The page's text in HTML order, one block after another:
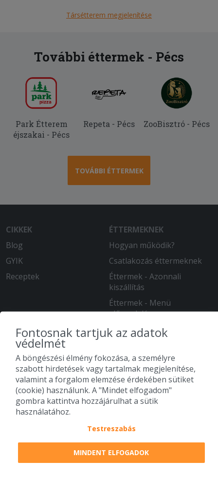
Társétterem megjelenítése
További éttermek - Pécs
Park Étterem
éjszakai - Pécs
Repeta - Pécs ZooBisztró - Pécs
TOVÁBBI ÉTTERMEK
CIKKEK
Blog
GYIK
Receptek
ÉTTERMEKNEK
Hogyan működik?
Csatlakozás éttermeknek
Éttermek - Azonnali
kiszállítás
Éttermek - Menü
előrendelés
Falatozz logó csomag
FIÓKOD
Bejelentkezés
Regisztráció
Adatvédelem
Fogyasztói Értékelési
Szabályzat
Süti kezelés
SuperShop
Kapcsolat
Karrier
Fontosnak tartjuk az adatok
védelmét
A böngészési élmény fokozása, a személyre
szabott hirdetések vagy tartalmak megjelenítése,
valamint a forgalom elemzése érdekében sütiket
(cookie) használunk. A "Mindet elfogadom"
gombra kattintva hozzájárulhat a sütik
használatához.
Testreszabás
MINDENT ELFOGADOK